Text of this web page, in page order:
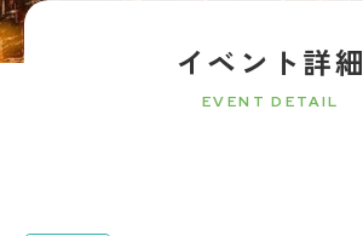
イベント詳細
EVENT DETAIL